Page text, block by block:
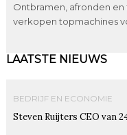
Ontbramen, afronden
verkopen topmachines
LAATSTE NIEUWS
BEDRIJF EN ECONOMIE
Steven Ruijters CEO van